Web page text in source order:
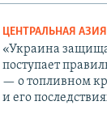
ЦЕНТРАЛЬНАЯ АЗИЯ
«Украина
поступает
— о топливном
и его